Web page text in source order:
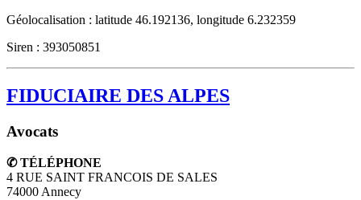
Géolocalisation : latitude 46.192136, longitude 6.232359
Siren : 393050851
FIDUCIAIRE DES ALPES
Avocats
✆ TÉLÉPHONE
4 RUE SAINT FRANCOIS DE SALES
74000Annecy